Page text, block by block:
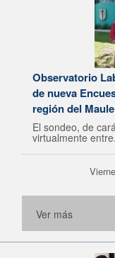
Observatorio
de nueva
región del Maule
El sondeo, de
virtualmente
Ver más